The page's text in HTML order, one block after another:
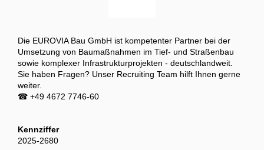
Die EUROVIA Bau GmbH ist kompetenter Partner bei der
Umsetzung von Baumaßnahmen im Tief- und Straßenbau
sowie komplexer Infrastrukturprojekten - deutschlandweit.
Sie haben Fragen? Unser Recruiting Team hilft Ihnen gerne
weiter.
☎ +49 4672 7746-60
Kennziffer
2025-2680